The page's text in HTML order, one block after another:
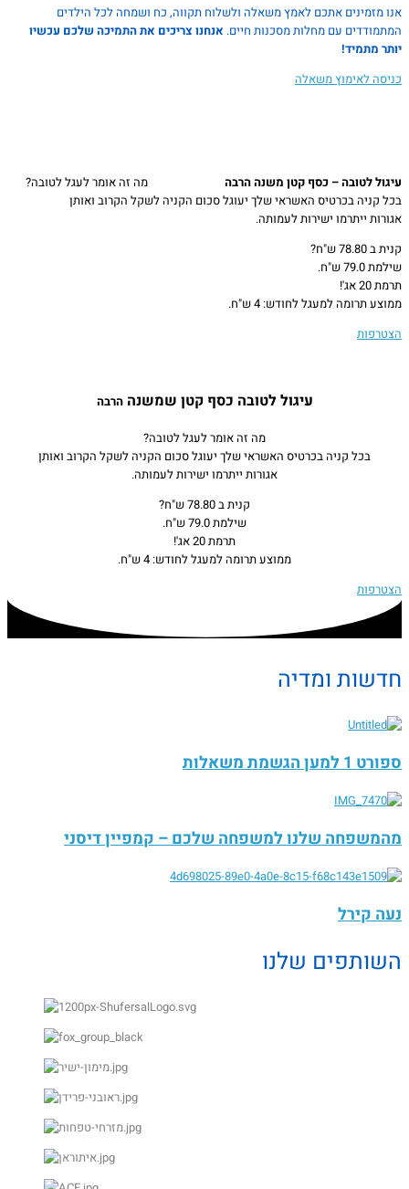
אנו מזמינים אתכם לאמץ משאלה ולשלוח תקווה, כח ושמחה לכל הילדים
המתמודדים עם מחלות מסכנות חיים. אנחנו צריכים את התמיכה שלכם עכשיו
יותר מתמיד!
כניסה לאימוץ משאלה
עיגול לטובה – כסף קטן משנה הרבה מה זה אומר לעגל לטובה?
בכל קניה בכרטיס האשראי שלך יעוגל סכום הקניה לשקל הקרוב ואותן
אגורות ייתרמו ישירות לעמותה.
קנית ב 78.80 ש"ח?
שילמת 79.0 ש"ח.
תרמת 20 אג'!
ממוצע תרומה למעגל לחודש: 4 ש"ח.
הצטרפות
עיגול לטובה כסף קטן שמשנה הרבה
מה זה אומר לעגל לטובה?
בכל קניה בכרטיס האשראי שלך יעוגל סכום הקניה לשקל הקרוב ואותן
אגורות ייתרמו ישירות לעמותה.
קנית ב 78.80 ש"ח?
שילמת 79.0 ש"ח.
תרמת 20 אג'!
ממוצע תרומה למעגל לחודש: 4 ש"ח.
הצטרפות
חדשות ומדיה
ספורט 1 למען הגשמת משאלות
מהמשפחה שלנו למשפחה שלכם – קמפיין דיסני
נעה קירל
השותפים שלנו